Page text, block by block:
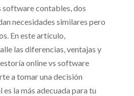
software contables, dos
necesidades similares pero
En este artículo,
las diferencias, ventajas y
online vs software
a tomar una decisión
la más adecuada para tu